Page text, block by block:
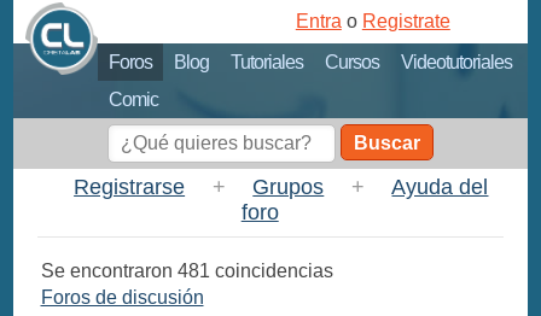
Foros Blog Tutoriales Cursos
Videotutoriales
Comic
Entra o Registrate
Buscar
Registrarse + Grupos +
Ayuda del
foro
Se encontraron 481 coincidencias
Foros de discusión